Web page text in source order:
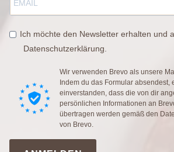
Ich möchte den Newsletter erhalten und
Datenschutzerklärung.
Wir verwenden Brevo als unsere
Indem du das Formular absendest,
einverstanden, dass die von dir
persönlichen Informationen an
übertragen werden gemäß den
von Brevo.